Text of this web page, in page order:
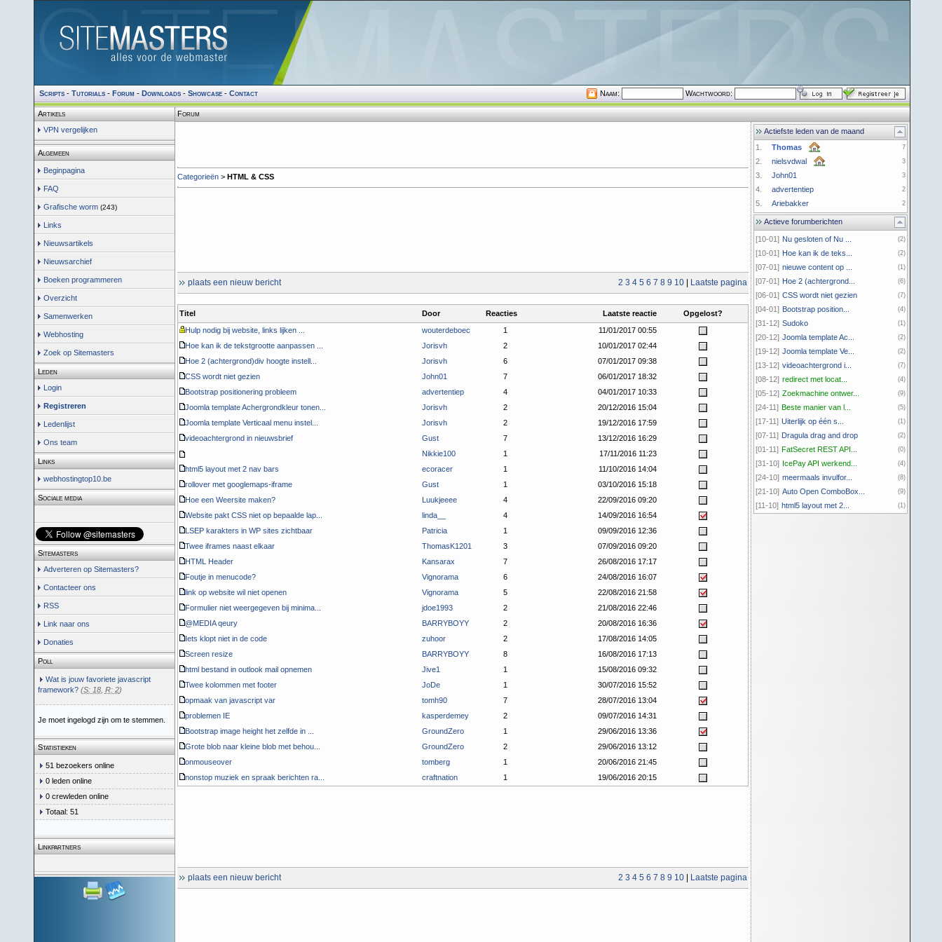
Scripts- Tutorials- Forum- Downloads- Showcase- Contact Naam: Wachtwoord:
Artikels
VPN vergelijken
Algemeen
Beginpagina
FAQ
Grafische worm (243)
Links
Nieuwsartikels
Nieuwsarchief
Boeken programmeren
Overzicht
Samenwerken
Webhosting
Zoek op Sitemasters
Leden
Login
Registreren
Ledenlijst
Ons team
Links
webhostingtop10.be
Sociale media
Sitemasters
Adverteren op Sitemasters?
Contacteer ons
RSS
Link naar ons
Donaties
Poll
Wat is jouw favoriete javascript
framework? (S: 18, R: 2)
Je moet ingelogd zijn om te stemmen.
Statistieken
51 bezoekers online
0 leden online
0 crewleden online
Totaal: 51
Linkpartners
Forum
Categorieën> HTML & CSS
2 3 4 5 6 7 8 9 10| Laatste pagina
plaats een nieuw bericht
Titel Door Reacties Laatste reactie
Opgelost?
Hulp nodig bij website, links lijken ...
wouterdeboec 1
11/01/2017 00:55
Hoe kan ik de tekstgrootte aanpassen ...
Jorisvh 2
10/01/2017 02:44
Hoe 2 (achtergrond)div hoogte instell...
Jorisvh 6
07/01/2017 09:38
CSS wordt niet gezien
John01 7
06/01/2017 18:32
Bootstrap positionering probleem
advertentiep 4
04/01/2017 10:33
Joomla template Achergrondkleur tonen...
Jorisvh 2
20/12/2016 15:04
Joomla template Verticaal menu instel...
Jorisvh 2
19/12/2016 17:59
videoachtergrond in nieuwsbrief
Gust 7
13/12/2016 16:29
Nikkie100
1
17/11/2016 11:23
html5 layout met 2 nav bars
ecoracer 1
11/10/2016 14:04
rollover met googlemaps-iframe
Gust 1
03/10/2016 15:18
Hoe een Weersite maken?
Luukjeeee 4
22/09/2016 09:20
Website pakt CSS niet op bepaalde lap...
linda__ 4
14/09/2016 16:54
LSEP karakters in WP sites zichtbaar
Patricia 1
09/09/2016 12:36
Twee iframes naast elkaar
ThomasK1201 3
07/09/2016 09:20
HTML Header
Kansarax 7
26/08/2016 17:17
Foutje in menucode?
Vignorama 6
24/08/2016 16:07
link op website wil niet openen
Vignorama 5
22/08/2016 21:58
Formulier niet weergegeven bij minima...
jdoe1993 2
21/08/2016 22:46
@MEDIA qeury
BARRYBOYY 2
20/08/2016 16:36
Iets klopt niet in de code
zuhoor 2
17/08/2016 14:05
Screen resize
BARRYBOYY 8
16/08/2016 17:13
html bestand in outlook mail opnemen
Jive1 1
15/08/2016 09:32
Twee kolommen met footer
JoDe 1
30/07/2016 15:52
opmaak van javascript var
tomh90 7
28/07/2016 13:04
problemen IE
kasperdemey 2
09/07/2016 14:31
Bootstrap image height het zelfde in ...
GroundZero 1
29/06/2016 13:36
Grote blob naar kleine blob met behou...
GroundZero 2
29/06/2016 13:12
onmouseover
tomberg 1
20/06/2016 21:45
nonstop muziek en spraak berichten ra...
craftnation 1 19/06/2016 20:15
2 3 4 5 6 7 8 9 10| Laatste pagina
plaats een nieuw bericht
Actiefste leden van de maand
1.
Thomas 7
2. nielsvdwal 3
3. John01 3
4. advertentiep 2
5. Ariebakker 2
Actieve forumberichten
[10-01] Nu gesloten of Nu ... (2)
[10-01] Hoe kan ik de teks... (2)
[07-01] nieuwe content op ... (1)
[07-01] Hoe 2 (achtergrond... (6)
[06-01] CSS wordt niet gezien (7)
[04-01] Bootstrap position... (4)
[31-12] Sudoko (1)
[20-12] Joomla template Ac... (2)
[19-12] Joomla template Ve... (2)
[13-12] videoachtergrond i... (7)
[08-12] redirect met locat... (4)
[05-12] Zoekmachine ontwer... (9)
[24-11] Beste manier van l... (5)
[17-11] Uiterlijk op één s... (1)
[07-11] Dragula drag and drop (2)
[01-11] FatSecret REST API... (0)
[31-10] IcePay API werkend... (4)
[24-10] meermaals invulfor... (8)
[21-10] Auto Open ComboBox... (9)
[11-10] html5 layout met 2... (1)